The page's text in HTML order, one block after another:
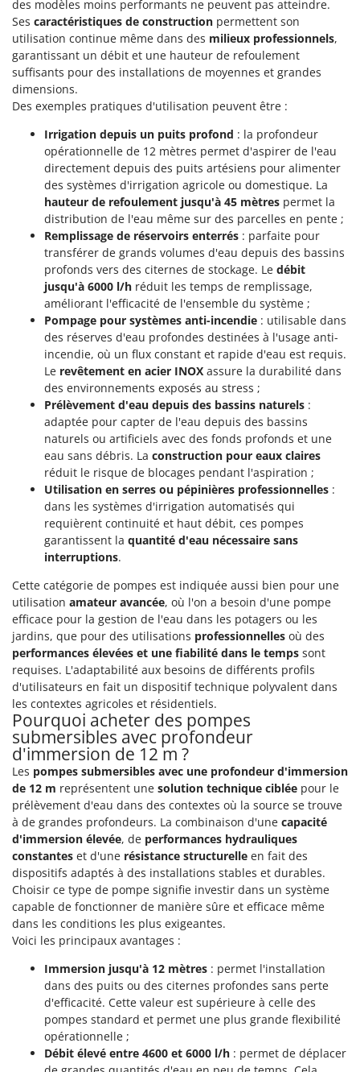
Oriental Koshin
Outdoorchef
P
Palazzetti
Palumbo Pavi
Partisani
Paterlini
Philips
Pramac
Prismafood
R.G.V.
Rato
Reber
Redback
Resto Italia
Ribimex
Ripartrak
Ritter
River Systems
Robomow
Rossofuoco
Rover Pompe
Royal Food
Ryobi
S
S.T.P.
Santos
Sbaraglia
Schnitzer
Seven Italy
Shark
Silky
Simatech
Sirman
Skil
Smartwood
Smeg
Snapper
Solidur
Spice Electronics
Spiralmac
Spring Protezione
Spyro
Stanley
des modèles moins performants ne peuvent pas atteindre.
Ses caractéristiques de construction permettent son
utilisation continue même dans des milieux professionnels,
garantissant un débit et une hauteur de refoulement
suffisants pour des installations de moyennes et grandes
dimensions.
Des exemples pratiques d'utilisation peuvent être :
Irrigation depuis un puits profond : la profondeur
opérationnelle de 12 mètres permet d'aspirer de l'eau
directement depuis des puits artésiens pour alimenter
des systèmes d'irrigation agricole ou domestique. La
hauteur de refoulement jusqu'à 45 mètres permet la
distribution de l'eau même sur des parcelles en pente ;
Remplissage de réservoirs enterrés : parfaite pour
transférer de grands volumes d'eau depuis des bassins
profonds vers des citernes de stockage. Le débit
jusqu'à 6000 l/h réduit les temps de remplissage,
améliorant l'efficacité de l'ensemble du système ;
Pompage pour systèmes anti-incendie : utilisable dans
des réserves d'eau profondes destinées à l'usage anti-
incendie, où un flux constant et rapide d'eau est requis.
Le revêtement en acier INOX assure la durabilité dans
des environnements exposés au stress ;
Prélèvement d'eau depuis des bassins naturels :
adaptée pour capter de l'eau depuis des bassins
naturels ou artificiels avec des fonds profonds et une
eau sans débris. La construction pour eaux claires
réduit le risque de blocages pendant l'aspiration ;
Utilisation en serres ou pépinières professionnelles :
dans les systèmes d'irrigation automatisés qui
requièrent continuité et haut débit, ces pompes
garantissent la quantité d'eau nécessaire sans
interruptions.
Cette catégorie de pompes est indiquée aussi bien pour une
utilisation amateur avancée, où l'on a besoin d'une pompe
efficace pour la gestion de l'eau dans les potagers ou les
jardins, que pour des utilisations professionnelles où des
performances élevées et une fiabilité dans le temps sont
requises. L'adaptabilité aux besoins de différents profils
d'utilisateurs en fait un dispositif technique polyvalent dans
les contextes agricoles et résidentiels.
Pourquoi acheter des pompes
submersibles avec profondeur
d'immersion de 12 m ?
Les pompes submersibles avec une profondeur d'immersion
de 12 m représentent une solution technique ciblée pour le
prélèvement d'eau dans des contextes où la source se trouve
à de grandes profondeurs. La combinaison d'une capacité
d'immersion élevée, de performances hydrauliques
constantes et d'une résistance structurelle en fait des
dispositifs adaptés à des installations stables et durables.
Choisir ce type de pompe signifie investir dans un système
capable de fonctionner de manière sûre et efficace même
dans les conditions les plus exigeantes.
Voici les principaux avantages :
Immersion jusqu'à 12 mètres : permet l'installation
dans des puits ou des citernes profondes sans perte
d'efficacité. Cette valeur est supérieure à celle des
pompes standard et permet une plus grande flexibilité
opérationnelle ;
Débit élevé entre 4600 et 6000 l/h : permet de déplacer